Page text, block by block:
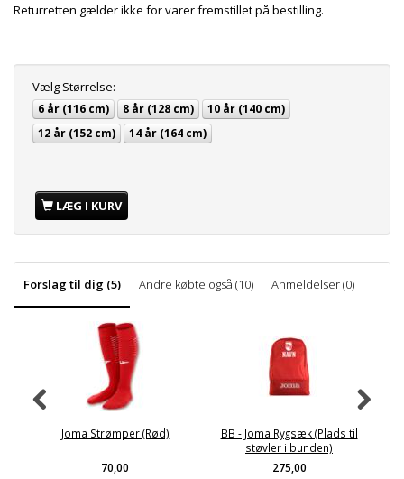
Returretten gælder ikke for varer fremstillet på bestilling.
Vælg Størrelse:
6 år (116 cm) 8 år (128 cm)
10 år (140 cm)
12 år (152 cm)
14 år (164 cm)
LÆG I KURV
Forslag til dig (5) Andre købte også (10) Anmeldelser (0)
Joma Strømper (Rød)
70,00
BB - Joma Rygsæk (Plads til
støvler i bunden)
275,00